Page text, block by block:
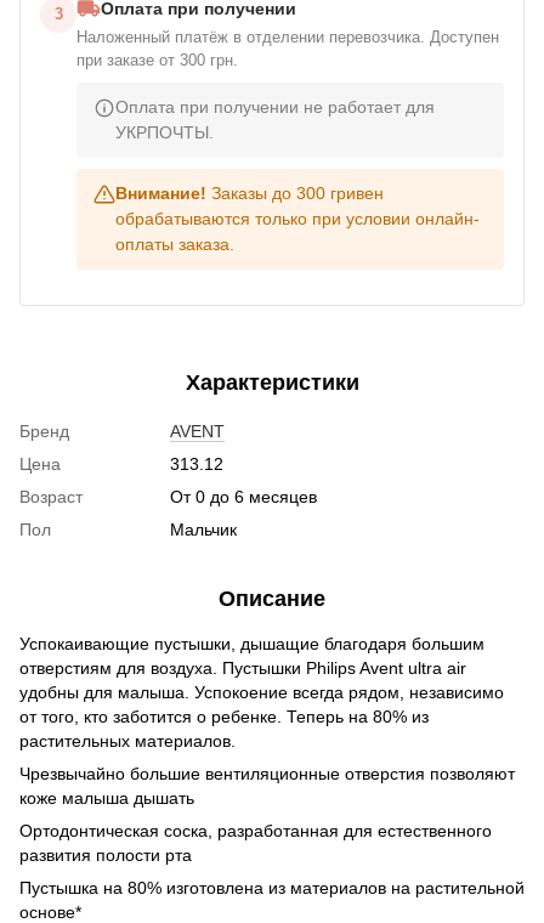
3 Оплата при получении
Наложенный платёж в отделении перевозчика. Доступен
при заказе от 300 грн.
Оплата при получении не работает для
УКРПОЧТЫ.
Внимание! Заказы до 300 гривен
обрабатываются только при условии онлайн-
оплаты заказа.
Характеристики
Бренд
AVENT
Цена
313.12
Возраст
От 0 до 6 месяцев
Пол
Мальчик
Описание
Успокаивающие пустышки, дышащие благодаря большим
отверстиям для воздуха. Пустышки Philips Avent ultra air
удобны для малыша. Успокоение всегда рядом, независимо
от того, кто заботится о ребенке. Теперь на 80% из
растительных материалов.
Чрезвычайно большие вентиляционные отверстия позволяют
коже малыша дышать
Ортодонтическая соска, разработанная для естественного
развития полости рта
Пустышка на 80% изготовлена ​​из материалов на растительной
основе*